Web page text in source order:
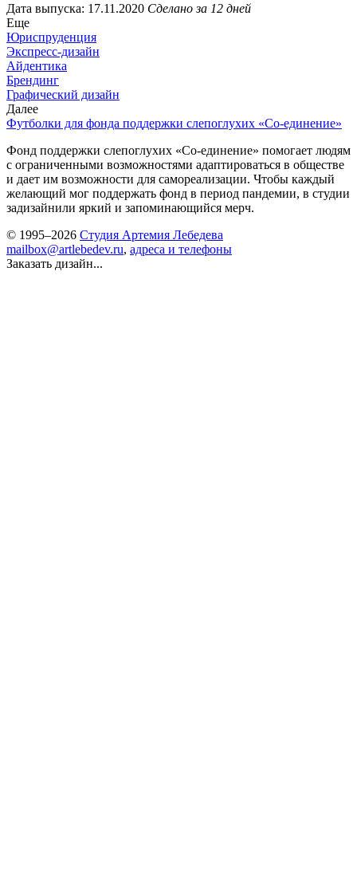
Дата выпуска: 17.11.2020 Сделано за 12 дней
Еще
Юриспруденция
Экспресс-дизайн
Айдентика
Брендинг
Графический дизайн
Далее
Футболки для фонда поддержки слепоглухих «Со-единение»
Фонд поддержки слепоглухих «Со-единение» помогает людям
с ограниченными возможностями адаптироваться в обществе
и дает им возможности для самореализации. Чтобы каждый
желающий мог поддержать фонд в период пандемии, в студии
задизайнили яркий и запоминающийся мерч.
© 1995–2026 Студия Артемия Лебедева
mailbox@artlebedev.ru, адреса и телефоны
Заказать дизайн...